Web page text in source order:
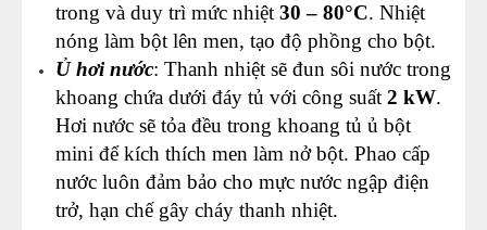
trong và duy trì mức nhiệt 30 – 80°C. Nhiệt
nóng làm bột lên men, tạo độ phồng cho bột.
Ủ hơi nước: Thanh nhiệt sẽ đun sôi nước trong
khoang chứa dưới đáy tủ với công suất 2 kW.
Hơi nước sẽ tỏa đều trong khoang tủ ủ bột
mini để kích thích men làm nở bột. Phao cấp
nước luôn đảm bảo cho mực nước ngập điện
trở, hạn chế gây cháy thanh nhiệt.